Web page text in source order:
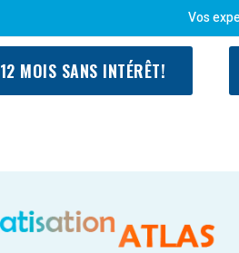
Vos
12 MOIS SANS INTÉRÊT!